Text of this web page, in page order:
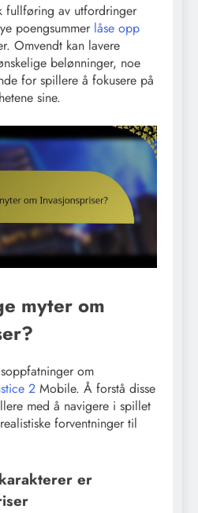
fullføring av utfordringer
poengsummer låse opp
Omvendt kan lavere
belønninger, noe
for spillere å fokusere på
sine.
myter om
om
2 Mobile. Å forstå disse
med å navigere i spillet
forventninger til
er